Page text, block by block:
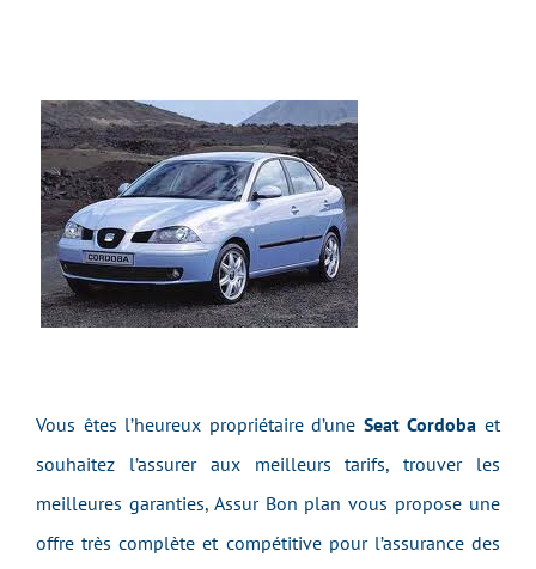
Vous êtes l’heureux propriétaire d’une Seat Cordoba et
souhaitez l’assurer aux meilleurs tarifs, trouver les
meilleures garanties, Assur Bon plan vous propose une
offre très complète et compétitive pour l’assurance des